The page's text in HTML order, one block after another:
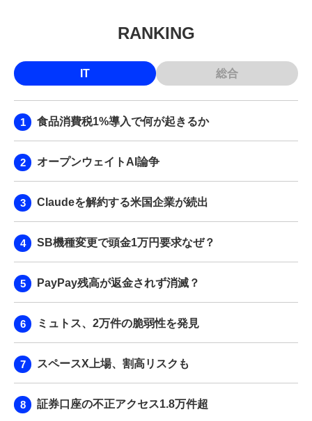
RANKING
IT 総合
食品消費税1%導入で何が起きるか
オープンウェイトAI論争
Claudeを解約する米国企業が続出
SB機種変更で頭金1万円要求なぜ？
PayPay残高が返金されず消滅？
ミュトス、2万件の脆弱性を発見
スペースX上場、割高リスクも
証券口座の不正アクセス1.8万件超